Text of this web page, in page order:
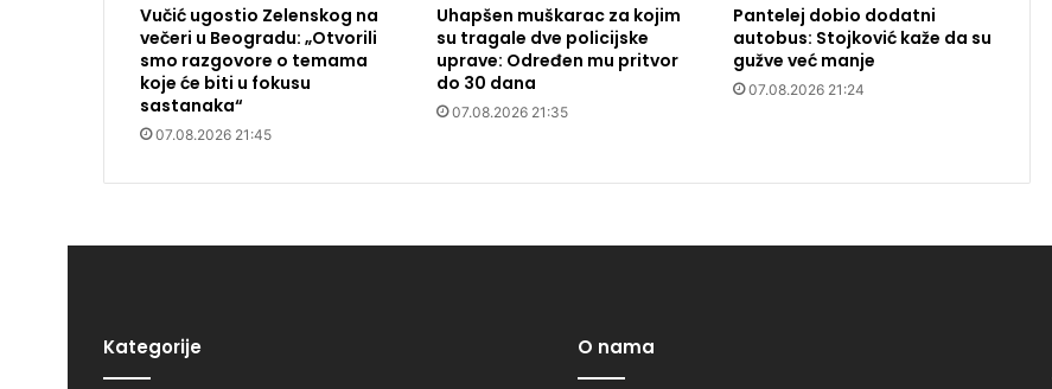
Vučić ugostio Zelenskog na
večeri u Beogradu: „Otvorili
smo razgovore o temama
koje će biti u fokusu
sastanaka“
07.08.2026 21:45
Uhapšen muškarac za kojim
su tragale dve policijske
uprave: Određen mu pritvor
do 30 dana
07.08.2026 21:35
Pantelej dobio dodatni
autobus: Stojković kaže da su
gužve već manje
07.08.2026 21:24
Kategorije O nama